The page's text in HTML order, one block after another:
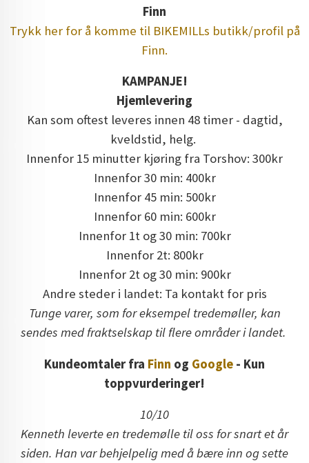
Finn
Trykk her for å komme til BIKEMILLs butikk/profil på
Finn.
KAMPANJE!
Hjemlevering
Kan som oftest leveres innen 48 timer - dagtid,
kveldstid, helg.
Innenfor 15 minutter kjøring fra Torshov: 300kr
Innenfor 30 min: 400kr
Innenfor 45 min: 500kr
Innenfor 60 min: 600kr
Innenfor 1t og 30 min: 700kr
Innenfor 2t: 800kr
Innenfor 2t og 30 min: 900kr
Andre steder i landet: Ta kontakt for pris
Tunge varer, som for eksempel tredemøller, kan
sendes med fraktselskap til flere områder i landet.
Kundeomtaler fra Finn og Google - Kun
toppvurderinger!
10/10
Kenneth leverte en tredemølle til oss for snart et år
siden. Han var behjelpelig med å bære inn og sette